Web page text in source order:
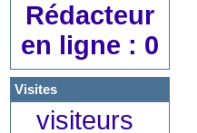
Rédacteur
en ligne : 0
Visites
visiteurs